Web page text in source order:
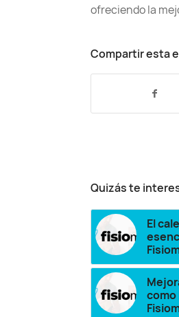
ofreciendo la
Compartir esta
Quizás te
El
como